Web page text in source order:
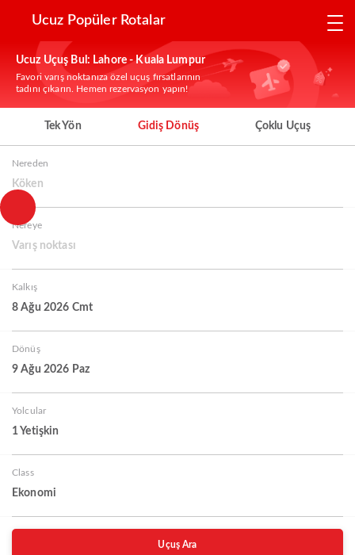
Ucuz Popüler Rotalar
Ucuz Uçuş Bul: Lahore - Kuala Lumpur
Favori varış noktanıza özel uçuş fırsatlarının
tadını çıkarın. Hemen rezervasyon yapın!
Tek Yön Gidiş Dönüş Çoklu Uçuş
Nereden
Köken
Nereye
Varış noktası
Kalkış
8 Ağu 2026 Cmt
Dönüş
9 Ağu 2026 Paz
Yolcular
1 Yetişkin
Class
Ekonomi
Uçuş Ara